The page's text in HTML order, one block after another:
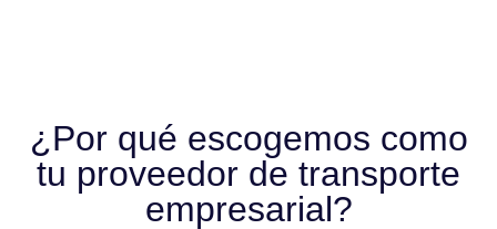
¿Por qué escogemos como
tu proveedor de transporte
empresarial?